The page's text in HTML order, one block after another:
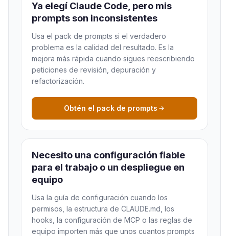
Ya elegí Claude Code, pero mis
prompts son inconsistentes
Usa el pack de prompts si el verdadero
problema es la calidad del resultado. Es la
mejora más rápida cuando sigues reescribiendo
peticiones de revisión, depuración y
refactorización.
Obtén el pack de prompts
Necesito una configuración fiable
para el trabajo o un despliegue en
equipo
Usa la guía de configuración cuando los
permisos, la estructura de CLAUDE.md, los
hooks, la configuración de MCP o las reglas de
equipo importen más que unos cuantos prompts